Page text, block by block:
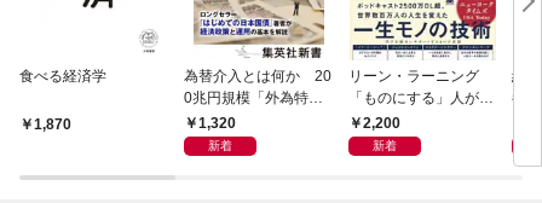
食べる経済学
1,870
為替介入とは何か 20
0兆円規模「外為特
会」が生まれた謎
1,320
新着
リーン・ラーニング
「ものにする」人が自
然とやっている 最小の
インプットで最大の成
2,200
新着
経
都